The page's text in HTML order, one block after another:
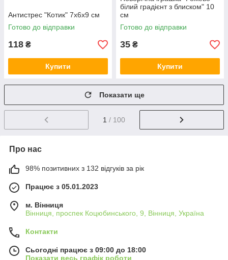
Антистрес "Котик" 7х6х9 см
Готово до відправки
118 ₴
Купити
білий градієнт з блиском" 10
см
Готово до відправки
35 ₴
Купити
Показати ще
1 / 100
Про нас
98% позитивних з 132 відгуків за рік
Працює з 05.01.2023
м. Вінниця
Вінниця, проспек Коцюбинського, 9, Вінниця, Україна
Контакти
Сьогодні працює з 09:00 до 18:00
Показати весь графік роботи